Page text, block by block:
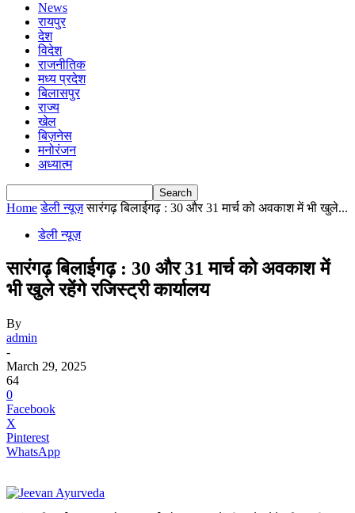
News
रायपुर
देश
विदेश
राजनीतिक
मध्य प्रदेश
बिलासपुर
राज्य
खेल
बिज़नेस
मनोरंजन
अध्यात्म
Home डेली न्यूज़ सारंगढ़ बिलाईगढ़ : 30 और 31 मार्च को अवकाश में भी खुले...
डेली न्यूज़
सारंगढ़ बिलाईगढ़ : 30 और 31 मार्च को अवकाश में
भी खुले रहेंगे रजिस्ट्री कार्यालय
By
admin
-
March 29, 2025
64
0
Facebook
X
Pinterest
WhatsApp